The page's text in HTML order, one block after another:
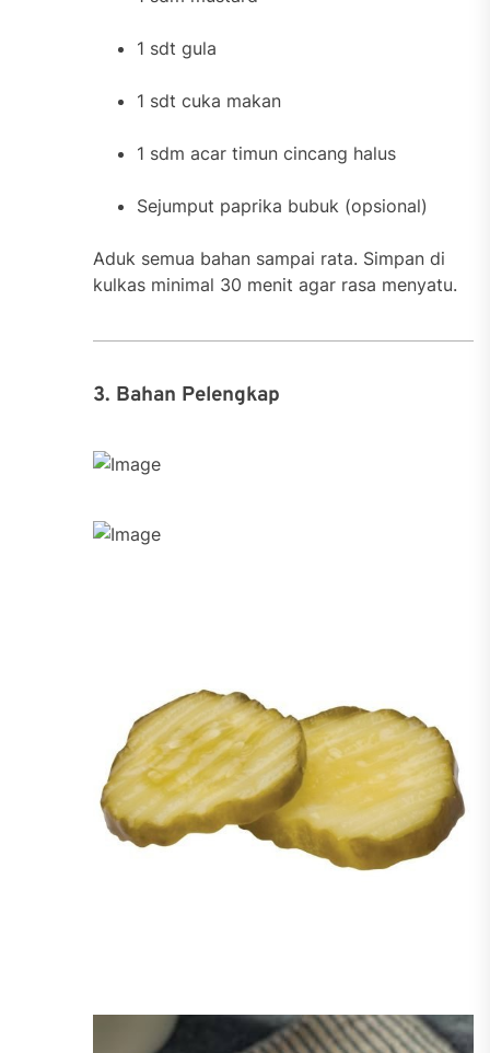
1 sdt gula
1 sdt cuka makan
1 sdm acar timun cincang halus
Sejumput paprika bubuk (opsional)
Aduk semua bahan sampai rata. Simpan di
kulkas minimal 30 menit agar rasa menyatu.
3. Bahan Pelengkap